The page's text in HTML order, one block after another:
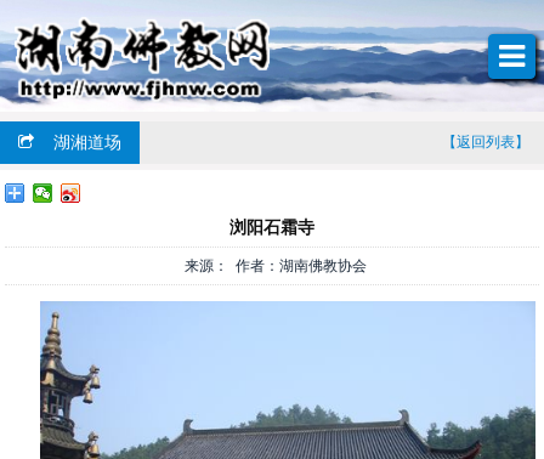
湖湘道场 【返回列表】
浏阳石霜寺
来源： 作者：湖南佛教协会